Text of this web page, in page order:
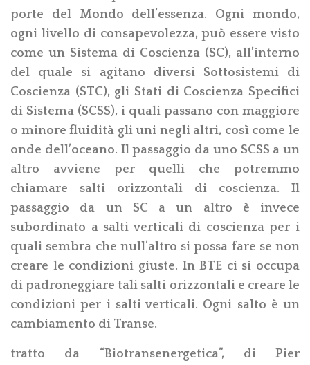
porte del Mondo dell’essenza. Ogni mondo,
ogni livello di consapevolezza, può essere visto
come un Sistema di Coscienza (SC), all’interno
del quale si agitano diversi Sottosistemi di
Coscienza (STC), gli Stati di Coscienza Specifici
di Sistema (SCSS), i quali passano con maggiore
o minore fluidità gli uni negli altri, così come le
onde dell’oceano. Il passaggio da uno SCSS a un
altro avviene per quelli che potremmo
chiamare salti orizzontali di coscienza. Il
passaggio da un SC a un altro è invece
subordinato a salti verticali di coscienza per i
quali sembra che null’altro si possa fare se non
creare le condizioni giuste. In BTE ci si occupa
di padroneggiare tali salti orizzontali e creare le
condizioni per i salti verticali. Ogni salto è un
cambiamento di Transe.
tratto da “Biotransenergetica”, di Pier